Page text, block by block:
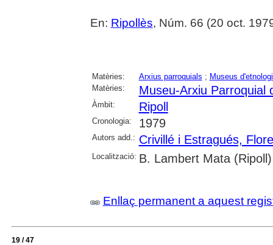
En: Ripollès, Núm. 66 (20 oct.
Matèries: Arxius parroquials ; Museus
Matèries:
Museu-Arxiu Parroquial
Àmbit: Ripoll
Cronologia: 1979
Autors add.: Crivillé i Estragués,
Localització: B. Lambert Mata (Ripoll)
Enllaç permanent a aquest
19 / 47